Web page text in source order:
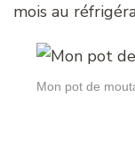
mois au
Mon pot de